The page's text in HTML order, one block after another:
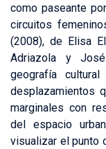
como paseante
circuitos
(2008), de Elisa
Adriazola y
geografía
desplazamientos
marginales con
del espacio
visualizar el punto